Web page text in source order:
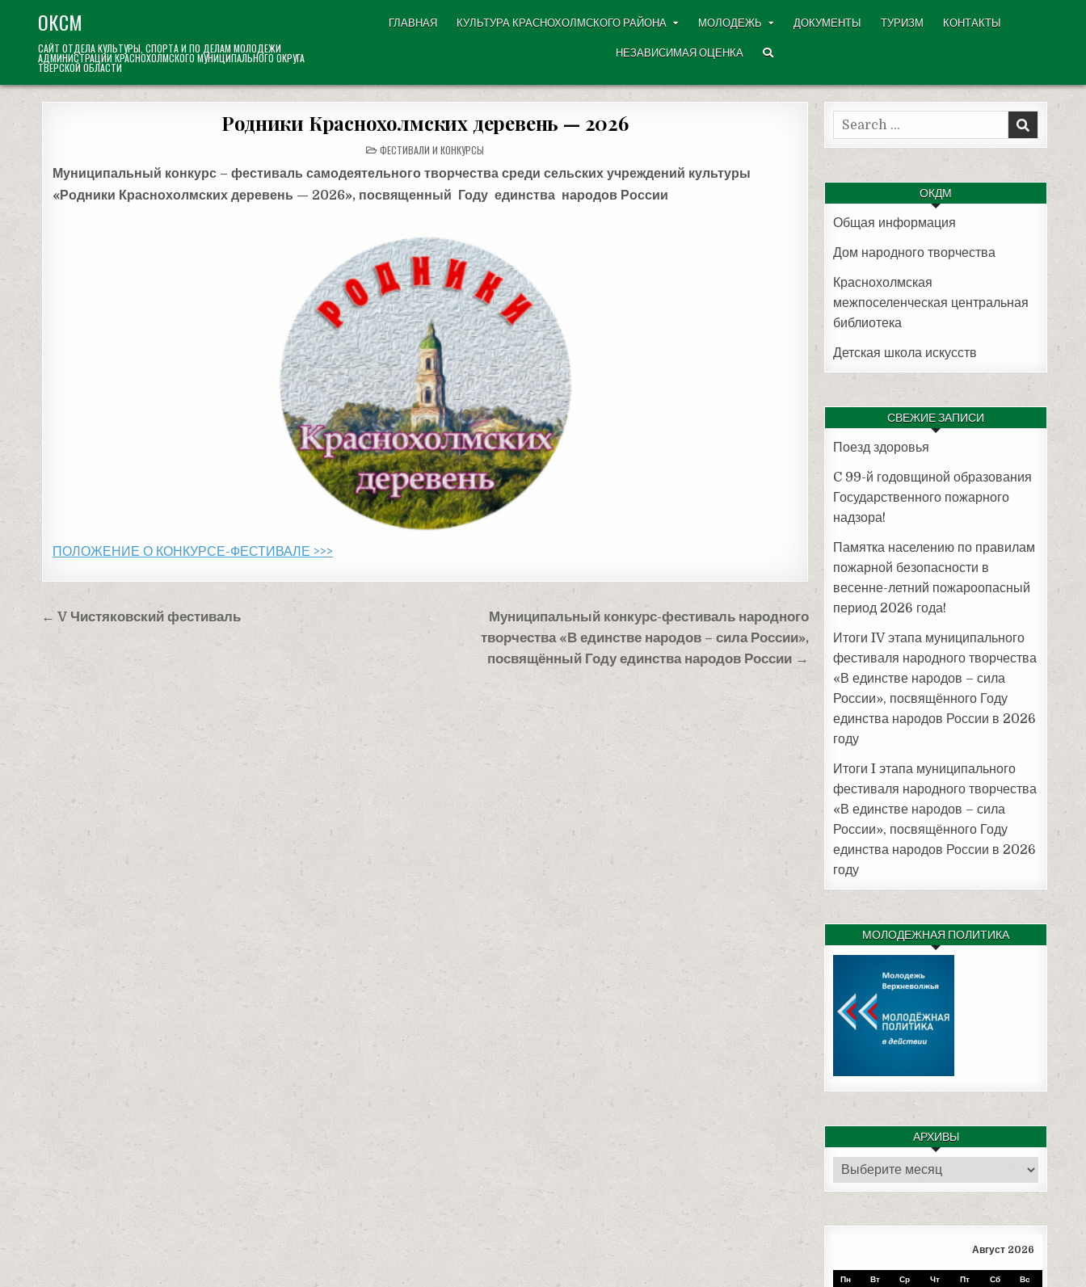
content
ОКСМ
САЙТ ОТДЕЛА КУЛЬТУРЫ, СПОРТА И ПО ДЕЛАМ МОЛОДЕЖИ
АДМИНИСТРАЦИИ КРАСНОХОЛМСКОГО МУНИЦИПАЛЬНОГО ОКРУГА
ТВЕРСКОЙ ОБЛАСТИ
ГЛАВНАЯ КУЛЬТУРА КРАСНОХОЛМСКОГО РАЙОНА МОЛОДЕЖЬ ДОКУМЕНТЫ ТУРИЗМ КОНТАКТЫ
НЕЗАВИСИМАЯ ОЦЕНКА
Родники Краснохолмских деревень — 2026
POSTED
IN
ФЕСТИВАЛИ И КОНКУРСЫ
Муниципальный конкурс – фестиваль самодеятельного творчества среди сельских учреждений культуры
«Родники Краснохолмских деревень — 2026», посвященный Году единства народов России
ПОЛОЖЕНИЕ О КОНКУРСЕ-ФЕСТИВАЛЕ >>>
Навигация
по
записям
Муниципальный конкурс-фестиваль народного
творчества «В единстве народов – сила России»,
посвящённый Году единства народов России →
← V Чистяковский фестиваль
Search
for:
ОКДМ
Общая информация
Дом народного творчества
Краснохолмская
межпоселенческая центральная
библиотека
Детская школа искусств
СВЕЖИЕ ЗАПИСИ
Поезд здоровья
C 99-й годовщиной образования
Государственного пожарного
надзора!
Памятка населению по правилам
пожарной безопасности в
весенне-летний пожароопасный
период 2026 года!
Итоги IV этапа муниципального
фестиваля народного творчества
«В единстве народов – сила
России», посвящённого Году
единства народов России в 2026
году
Итоги I этапа муниципального
фестиваля народного творчества
«В единстве народов – сила
России», посвящённого Году
единства народов России в 2026
году
МОЛОДЕЖНАЯ ПОЛИТИКА
АРХИВЫ
Архивы
Август 2026
Пн Вт Ср Чт Пт Сб Вс